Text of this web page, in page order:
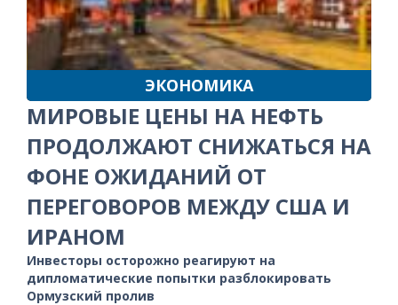
ЭКОНОМИКА
МИРОВЫЕ ЦЕНЫ НА НЕФТЬ
ПРОДОЛЖАЮТ СНИЖАТЬСЯ НА
ФОНЕ ОЖИДАНИЙ ОТ
ПЕРЕГОВОРОВ МЕЖДУ США И
ИРАНОМ
Инвесторы осторожно реагируют на
дипломатические попытки разблокировать
Ормузский пролив